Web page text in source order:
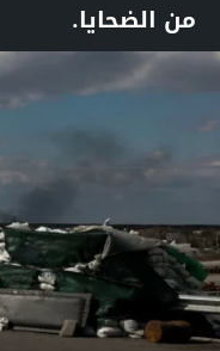
من الضحايا.